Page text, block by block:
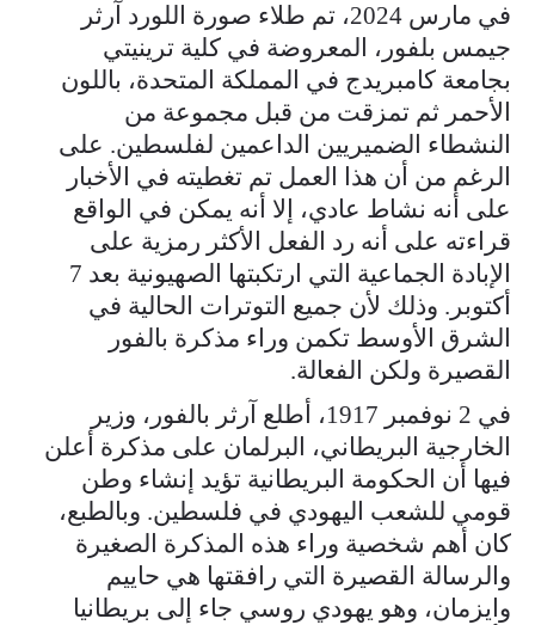
في مارس 2024، تم طلاء صورة اللورد آرثر
جيمس بلفور، المعروضة في كلية ترينيتي
بجامعة كامبريدج في المملكة المتحدة، باللون
الأحمر ثم تمزقت من قبل مجموعة من
النشطاء الضميريين الداعمين لفلسطين. على
الرغم من أن هذا العمل تم تغطيته في الأخبار
على أنه نشاط عادي، إلا أنه يمكن في الواقع
قراءته على أنه رد الفعل الأكثر رمزية على
الإبادة الجماعية التي ارتكبتها الصهيونية بعد 7
أكتوبر. وذلك لأن جميع التوترات الحالية في
الشرق الأوسط تكمن وراء مذكرة بالفور
القصيرة ولكن الفعالة.
في 2 نوفمبر 1917، أطلع آرثر بالفور، وزير
الخارجية البريطاني، البرلمان على مذكرة أعلن
فيها أن الحكومة البريطانية تؤيد إنشاء وطن
قومي للشعب اليهودي في فلسطين. وبالطبع،
كان أهم شخصية وراء هذه المذكرة الصغيرة
والرسالة القصيرة التي رافقتها هي حاييم
وايزمان، وهو يهودي روسي جاء إلى بريطانيا